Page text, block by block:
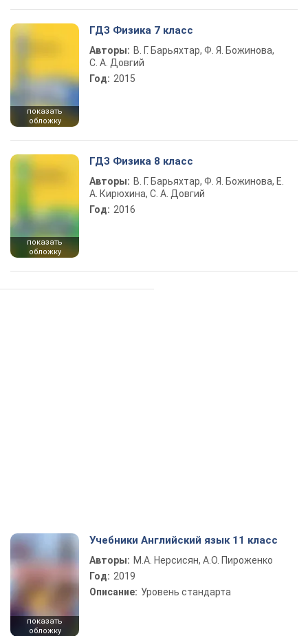
показать
обложку
ГДЗ Физика 7 класс
Авторы: В. Г. Барьяхтар, Ф. Я. Божинова,
С. А. Довгий
Год: 2015
показать
обложку
ГДЗ Физика 8 класс
Авторы: В. Г. Барьяхтар, Ф. Я. Божинова, Е.
А. Кирюхина, С. А. Довгий
Год: 2016
показать
обложку
Учебники Английский язык 11 класс
Авторы: М.А. Нерсисян, А.О. Пироженко
Год: 2019
Описание: Уровень стандарта